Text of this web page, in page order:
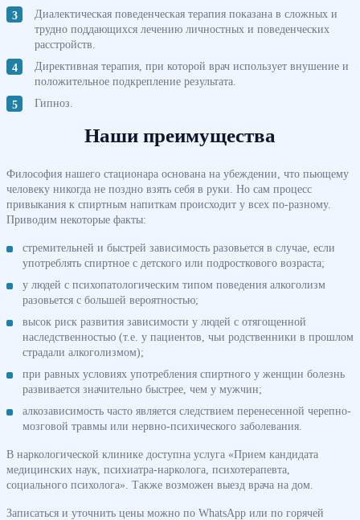
Диалектическая поведенческая терапия показана в сложных и
трудно поддающихся лечению личностных и поведенческих
расстройств.
Директивная терапия, при которой врач использует внушение и
положительное подкрепление результата.
Гипноз.
Наши преимущества
Философия нашего стационара основана на убеждении, что пьющему
человеку никогда не поздно взять себя в руки. Но сам процесс
привыкания к спиртным напиткам происходит у всех по-разному.
Приводим некоторые факты:
стремительней и быстрей зависимость разовьется в случае, если
употреблять спиртное с детского или подросткового возраста;
у людей с психопатологическим типом поведения алкоголизм
разовьется с большей вероятностью;
высок риск развития зависимости у людей с отягощенной
наследственностью (т.е. у пациентов, чьи родственники в прошлом
страдали алкоголизмом);
при равных условиях употребления спиртного у женщин болезнь
развивается значительно быстрее, чем у мужчин;
алкозависимость часто является следствием перенесенной черепно-
мозговой травмы или нервно-психического заболевания.
В наркологической клинике доступна услуга «Прием кандидата
медицинских наук, психиатра-нарколога, психотерапевта,
социального психолога». Также возможен выезд врача на дом.
Записаться и уточнить цены можно по WhatsApp или по горячей